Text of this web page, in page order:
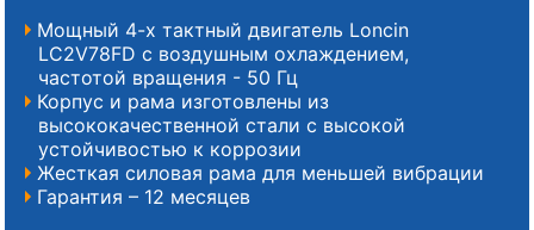
Мощный 4-х тактный двигатель Loncin
LC2V78FD с воздушным охлаждением,
частотой вращения - 50 Гц
Корпус и рама изготовлены из
высококачественной стали с высокой
устойчивостью к коррозии
Жесткая силовая рама для меньшей вибрации
Гарантия – 12 месяцев